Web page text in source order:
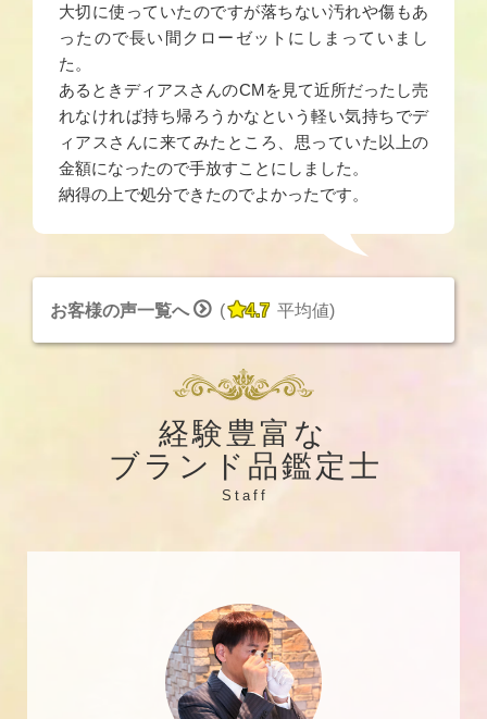
大切に使っていたのですが落ちない汚れや傷もあ
ったので長い間クローゼットにしまっていまし
た。
あるときディアスさんのCMを見て近所だったし売
れなければ持ち帰ろうかなという軽い気持ちでデ
ィアスさんに来てみたところ、思っていた以上の
金額になったので手放すことにしました。
納得の上で処分できたのでよかったです。
お客様の声一覧へ  (4.7 平均値)
経験豊富な
ブランド品鑑定士
Staff